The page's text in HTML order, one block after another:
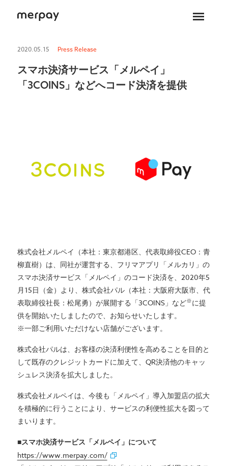
ホーム
2020.05.15 Press Release
スマホ決済サービス「メルペイ」
「3COINS」などへコード決済を提供
株式会社メルペイ（本社：東京都港区、代表取締役CEO：青
柳直樹）は、同社が運営する、フリマアプリ「メルカリ」の
スマホ決済サービス「メルペイ」のコード決済を、2020年5
月15日（金）より、株式会社パル（本社：大阪府大阪市、代
表取締役社長：松尾勇）が展開する「3COINS」など※に提
供を開始いたしましたので、お知らせいたします。
※一部ご利用いただけない店舗がございます。
株式会社パルは、お客様の決済利便性を高めることを目的と
して既存のクレジットカードに加えて、QR決済他のキャッ
シュレス決済を拡大しました。
株式会社メルペイは、今後も「メルペイ」導入加盟店の拡大
を積極的に行うことにより、サービスの利便性拡大を図って
まいります。
■スマホ決済サービス「メルペイ」について
https://www.merpay.com/